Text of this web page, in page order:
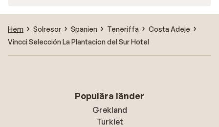
Hem Solresor Spanien Teneriffa
Costa Adeje
Vincci Selección La Plantacion del Sur Hotel
Populära länder
Grekland
Turkiet